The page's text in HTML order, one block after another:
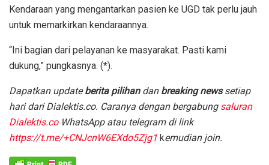
Kendaraan yang mengantarkan pasien ke UGD tak perlu jauh
untuk memarkirkan kendaraannya.
“Ini bagian dari pelayanan ke masyarakat. Pasti kami
dukung,” pungkasnya. (*).
Dapatkan updateberita pilihan dan breaking newssetiap
hari dari Dialektis.co. Caranya dengan bergabung saluran
Dialektis.coWhatsApp atau telegram di link
https://t.me/+CNJcnW6EXdo5Zjg1 kemudian join.